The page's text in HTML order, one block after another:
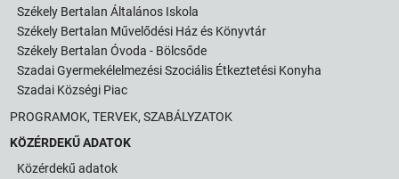
Székely Bertalan Általános Iskola
Székely Bertalan Művelődési Ház és Könyvtár
Székely Bertalan Óvoda - Bölcsőde
Szadai Gyermekélelmezési Szociális Étkeztetési Konyha
Szadai Községi Piac
PROGRAMOK, TERVEK, SZABÁLYZATOK
KÖZÉRDEKŰ ADATOK
Közérdekű adatok